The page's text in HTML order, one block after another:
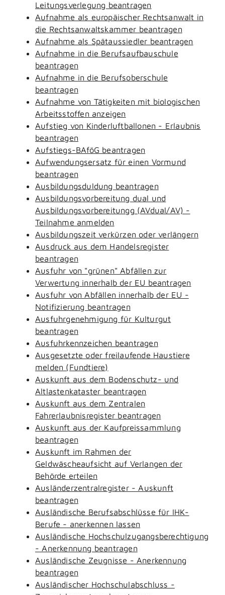
Leitungsverlegung beantragen
Aufnahme als europäischer Rechtsanwalt in
die Rechtsanwaltskammer beantragen
Aufnahme als Spätaussiedler beantragen
Aufnahme in die Berufsaufbauschule
beantragen
Aufnahme in die Berufsoberschule
beantragen
Aufnahme von Tätigkeiten mit biologischen
Arbeitsstoffen anzeigen
Aufstieg von Kinderluftballonen - Erlaubnis
beantragen
Aufstiegs-BAföG beantragen
Aufwendungsersatz für einen Vormund
beantragen
Ausbildungsduldung beantragen
Ausbildungsvorbereitung dual und
Ausbildungsvorbereitungg (AVdual/AV) -
Teilnahme anmelden
Ausbildungszeit verkürzen oder verlängern
Ausdruck aus dem Handelsregister
beantragen
Ausfuhr von "grünen" Abfällen zur
Verwertung innerhalb der EU beantragen
Ausfuhr von Abfällen innerhalb der EU -
Notifizierung beantragen
Ausfuhrgenehmigung für Kulturgut
beantragen
Ausfuhrkennzeichen beantragen
Ausgesetzte oder freilaufende Haustiere
melden (Fundtiere)
Auskunft aus dem Bodenschutz- und
Altlastenkataster beantragen
Auskunft aus dem Zentralen
Fahrerlaubnisregister beantragen
Auskunft aus der Kaufpreissammlung
beantragen
Auskunft im Rahmen der
Geldwäscheaufsicht auf Verlangen der
Behörde erteilen
Ausländerzentralregister - Auskunft
beantragen
Ausländische Berufsabschlüsse für IHK-
Berufe - anerkennen lassen
Ausländische Hochschulzugangsberechtigung
- Anerkennung beantragen
Ausländische Zeugnisse - Anerkennung
beantragen
Ausländischer Hochschulabschluss -